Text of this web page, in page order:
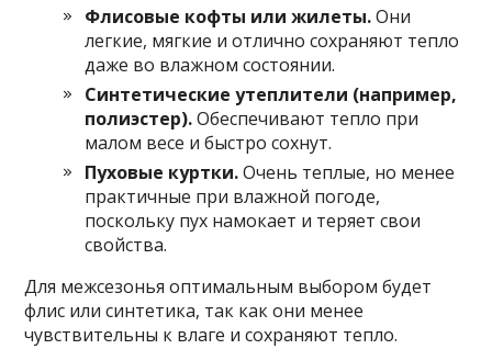
Флисовые кофты или жилеты.Они
легкие, мягкие и отлично сохраняют тепло
даже во влажном состоянии.
Синтетические утеплители (например,
полиэстер).Обеспечивают тепло при
малом весе и быстро сохнут.
Пуховые куртки.Очень теплые, но менее
практичные при влажной погоде,
поскольку пух намокает и теряет свои
свойства.
Для межсезонья оптимальным выбором будет
флис или синтетика, так как они менее
чувствительны к влаге и сохраняют тепло.